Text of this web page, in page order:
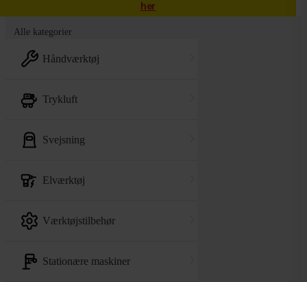
her
Alle kategorier
håndværktøj
trykluft
svejsning
elværktøj
værktøjstilbehør
stationære maskiner